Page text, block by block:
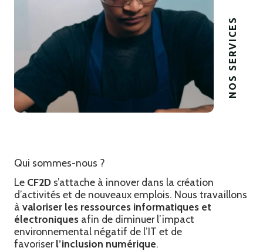
NOS SERVICES
Qui sommes-nous ?
Le CF2D s’attache à innover dans la création
d’activités et de nouveaux emplois. Nous travaillons
à valoriser les ressources informatiques et
électroniques afin de diminuer l’impact
environnemental négatif de l’IT et de
favoriserl’inclusion numérique.